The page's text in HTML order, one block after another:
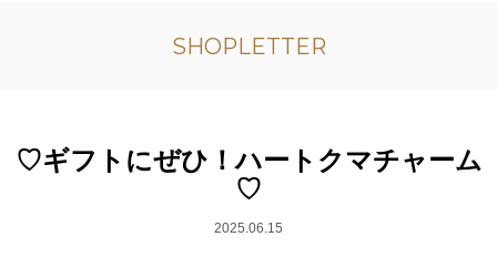
SHOPLETTER
♡ギフトにぜひ！ハートクマチャーム
♡
2025.06.15